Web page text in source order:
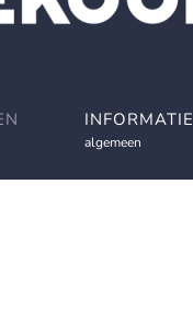
INFORMATIE
algemeen